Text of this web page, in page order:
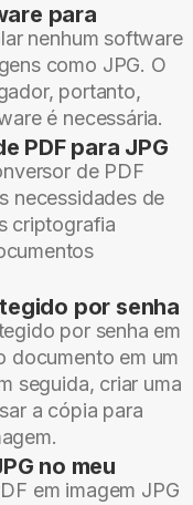
para
nenhum software
como JPG. O
portanto,
é necessária.
PDF para JPG
de PDF
necessidades de
criptografia
por senha
por senha em
documento em um
seguida, criar uma
a cópia para
no meu
em imagem JPG